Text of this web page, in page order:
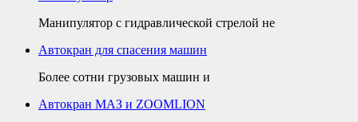
Манипулятор с гидравлической стрелой не
Автокран для спасения машин
Более сотни грузовых машин и
Автокран МАЗ и ZOOMLION